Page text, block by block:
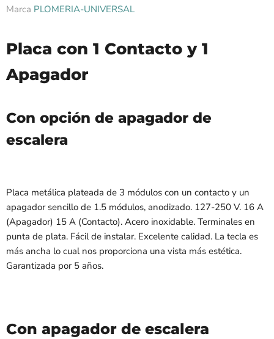
Marca PLOMERIA-UNIVERSAL
Placa con 1 Contacto y 1
Apagador
Con opción de apagador de
escalera
Placa metálica plateada de 3 módulos con un contacto y un
apagador sencillo de 1.5 módulos, anodizado. 127-250 V. 16 A
(Apagador) 15 A (Contacto). Acero inoxidable. Terminales en
punta de plata. Fácil de instalar. Excelente calidad. La tecla es
más ancha lo cual nos proporciona una vista más estética.
Garantizada por 5 años.
Con apagador de escalera